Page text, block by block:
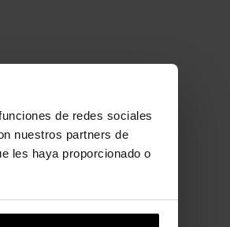
de redes sociales
nuestros partners de
les haya proporcionado o